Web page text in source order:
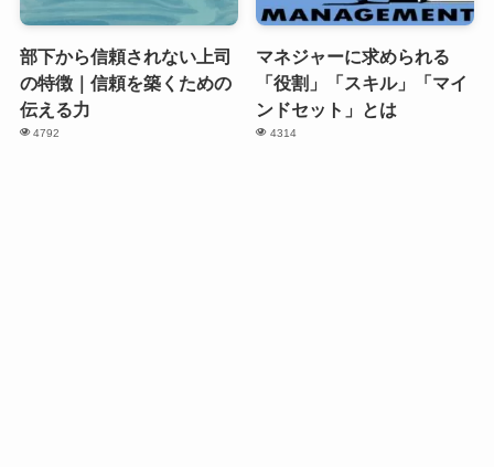
部下から信頼されない上司
の特徴｜信頼を築くための
伝える力
4792
マネジャーに求められる
「役割」「スキル」「マイ
ンドセット」とは
4314